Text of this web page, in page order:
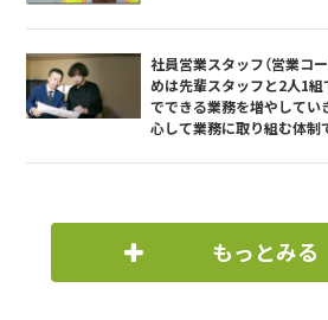
社員営業スタッフ（営業コ
めは先輩スタッフと2人1組
でできる業務を増やして
心して業務に取り組む体制
もっとみる